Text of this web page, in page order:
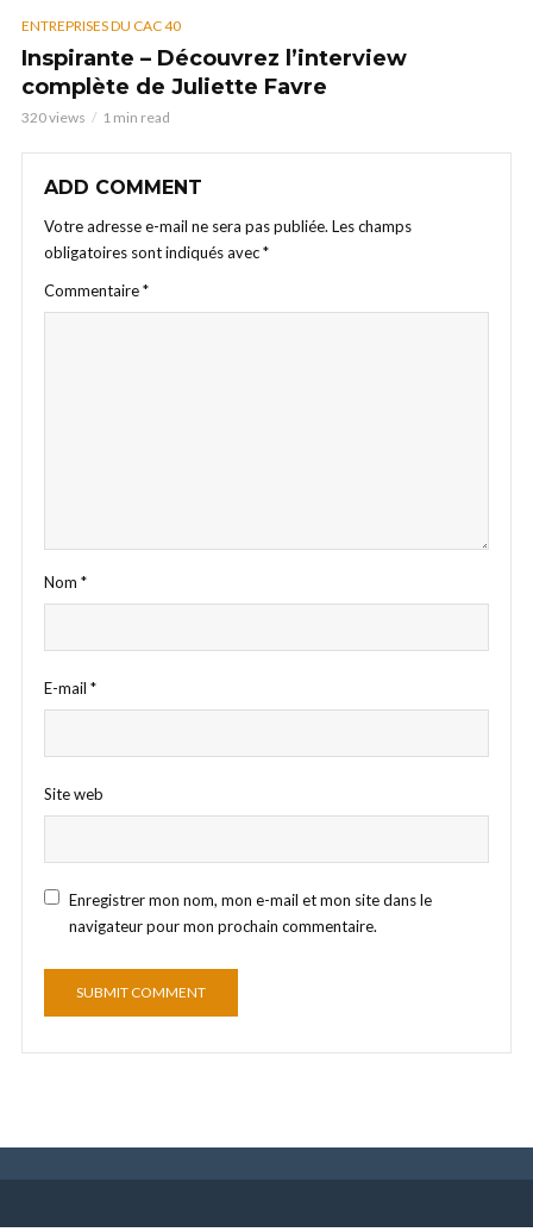
ENTREPRISES DU CAC 40
Inspirante – Découvrez l’interview
complète de Juliette Favre
320 views 1 min read
ADD COMMENT
Votre adresse e-mail ne sera pas publiée. Les champs
obligatoires sont indiqués avec*
Commentaire*
Nom *
E-mail *
Site web
Enregistrer mon nom, mon e-mail et mon site dans le
navigateur pour mon prochain commentaire.